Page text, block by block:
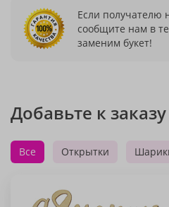
Если получателю
сообщите нам в
заменим букет!
Добавьте к заказу
Все Открытки